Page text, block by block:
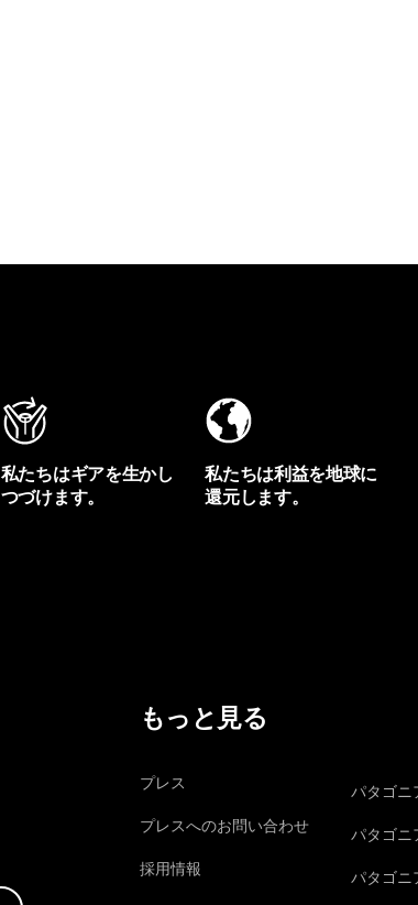
私たちはギアを生かし
つづけます。
私たちは利益を地球に
還元します。
もっと見る
プレス
プレスへのお問い合わせ
採用情報
パタゴニ
パタゴニ
パタゴニ